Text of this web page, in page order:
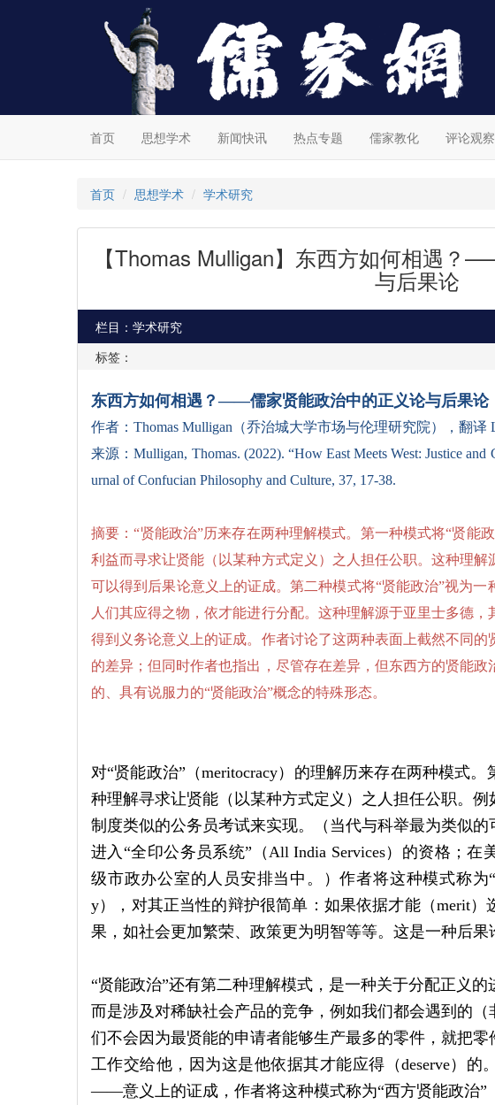
首页 思想学术 新闻快讯 热点专题 儒家教化 评论观察
首页 思想学术 学术研究
【Thomas Mulligan】东西方如何相遇？
与后果论
栏目：学术研究
标签：
东西方如何相遇？——儒家贤能政治中的正义论与后果论
作者：Thomas Mulligan（乔治城大学市场与伦理研究院），翻译
来源：Mulligan, Thomas. (2022). “How East Meets West: Justice
urnal of Confucian Philosophy and Culture, 37, 17-38.
摘要：“贤能政治”历来存在两种理解模式。第一种模式将“贤能
利益而寻求让贤能（以某种方式定义）之人担任公职。这种理解
可以得到后果论意义上的证成。第二种模式将“贤能政治”视为
人们其应得之物，依才能进行分配。这种理解源于亚里士多德
得到义务论意义上的证成。作者讨论了这两种表面上截然不同
的差异；但同时作者也指出，尽管存在差异，但东西方的贤能
的、具有说服力的“贤能政治”概念的特殊形态。
对“贤能政治”（meritocracy）的理解历来存在两种模式
种理解寻求让贤能（以某种方式定义）之人担任公职。
制度类似的公务员考试来实现。（当代与科举最为类似
进入“全印公务员系统”（All India Services）的资格；
级市政办公室的人员安排当中。）作者将这种模式称为
y），对其正当性的辩护很简单：如果依据才能（merit
果，如社会更加繁荣、政策更为明智等等。这是一种后果
“贤能政治”还有第二种理解模式，是一种关于分配正义的
而是涉及对稀缺社会产品的竞争，例如我们都会遇到的
们不会因为最贤能的申请者能够生产最多的零件，就把
工作交给他，因为这是他依据其才能应得（deserve）
——意义上的证成，作者将这种模式称为“西方贤能政治”（